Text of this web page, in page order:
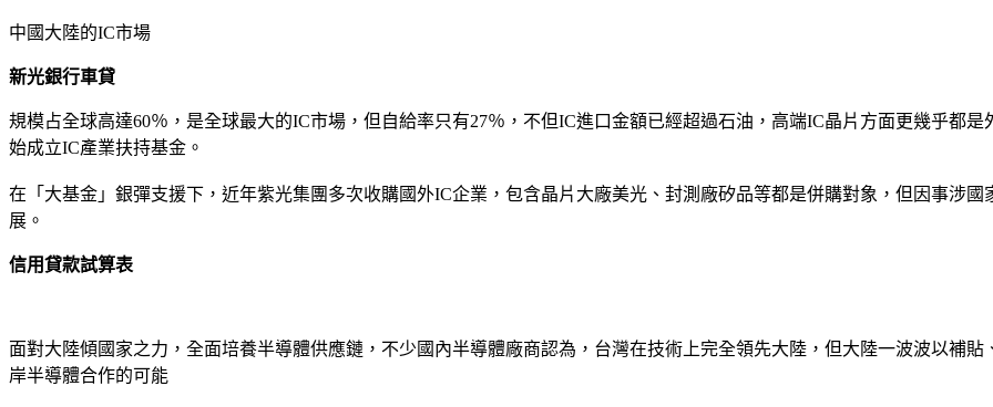
中國大陸的IC市場
新光銀行車貸
規模占全球高達60％，是全球最大的IC市場，但自給率只有27％，不但IC進口金額已經超過石油，高端IC晶片方面更幾乎都
始成立IC產業扶持基金。
在「大基金」銀彈支援下，近年紫光集團多次收購國外IC企業，包含晶片大廠美光、封測廠矽品等都是併購對象，但因事涉
展。
信用貸款試算表
面對大陸傾國家之力，全面培養半導體供應鏈，不少國內半導體廠商認為，台灣在技術上完全領先大陸，但大陸一波波以補
岸半導體合作的可能